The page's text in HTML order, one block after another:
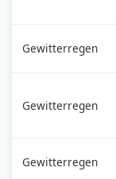
Gewitterregen
Gewitterregen
Gewitterregen